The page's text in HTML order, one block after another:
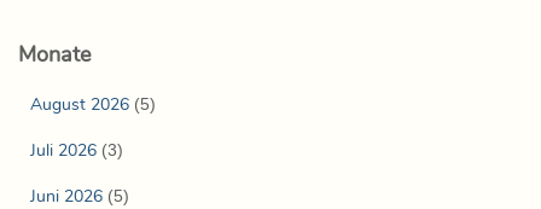
Monate
August 2026 (5)
Juli 2026 (3)
Juni 2026 (5)